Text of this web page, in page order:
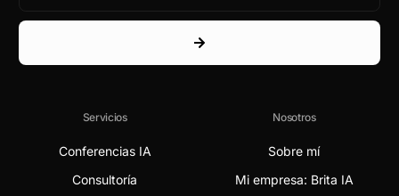
Servicios
Conferencias IA
Consultoría
Nosotros
Sobre mí
Mi empresa: Brita IA